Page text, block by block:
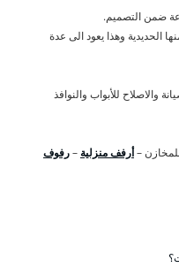
ضمن التصميم.
الحديدية وهذا يعود الى عدة
والاصلاح للأبواب والنوافذ
–أرفف منزلية –رفوف